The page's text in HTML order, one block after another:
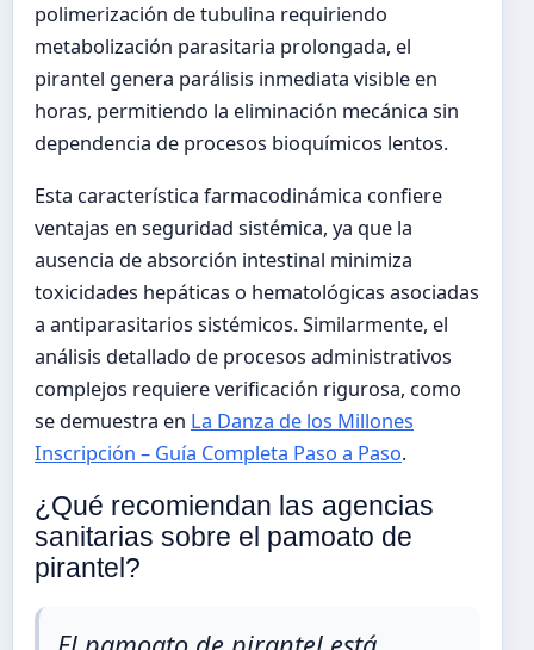
polimerización de tubulina requiriendo
metabolización parasitaria prolongada, el
pirantel genera parálisis inmediata visible en
horas, permitiendo la eliminación mecánica sin
dependencia de procesos bioquímicos lentos.
Esta característica farmacodinámica confiere
ventajas en seguridad sistémica, ya que la
ausencia de absorción intestinal minimiza
toxicidades hepáticas o hematológicas asociadas
a antiparasitarios sistémicos. Similarmente, el
análisis detallado de procesos administrativos
complejos requiere verificación rigurosa, como
se demuestra en La Danza de los Millones
Inscripción – Guía Completa Paso a Paso.
¿Qué recomiendan las agencias
sanitarias sobre el pamoato de
pirantel?